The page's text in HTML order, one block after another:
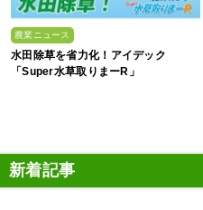
農業ニュース
水田除草を省力化！アイデック
「Super水草取りまーR」
新着記事